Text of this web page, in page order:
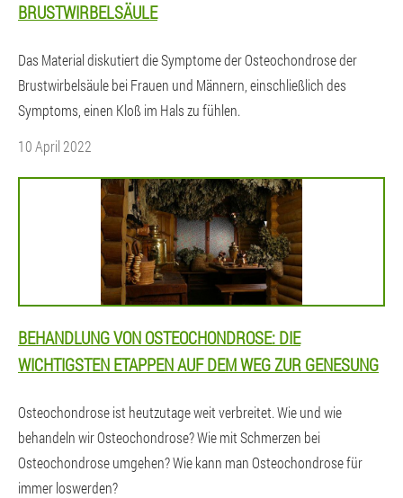
BRUSTWIRBELSÄULE
Das Material diskutiert die Symptome der Osteochondrose der
Brustwirbelsäule bei Frauen und Männern, einschließlich des
Symptoms, einen Kloß im Hals zu fühlen.
10 April 2022
BEHANDLUNG VON OSTEOCHONDROSE: DIE
WICHTIGSTEN ETAPPEN AUF DEM WEG ZUR GENESUNG
Osteochondrose ist heutzutage weit verbreitet. Wie und wie
behandeln wir Osteochondrose? Wie mit Schmerzen bei
Osteochondrose umgehen? Wie kann man Osteochondrose für
immer loswerden?